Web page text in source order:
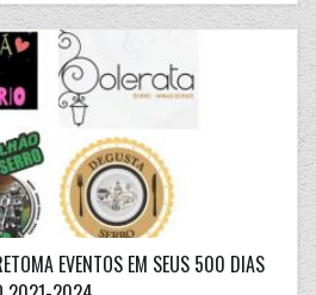
EVENTOS EM SEUS 500 DIAS